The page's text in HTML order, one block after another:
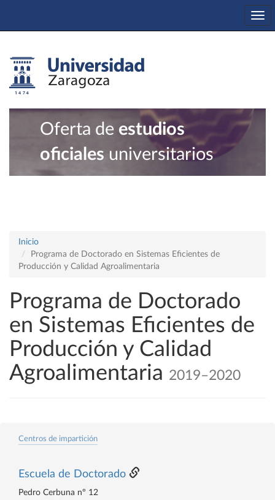
Oferta de estudios
oficiales universitarios
Inicio
Programa de Doctorado en Sistemas Eficientes de
Producción y Calidad Agroalimentaria
Programa de Doctorado
en Sistemas Eficientes de
Producción y Calidad
Agroalimentaria 2019–2020
Centros de impartición
Escuela de Doctorado
Pedro Cerbuna nº 12